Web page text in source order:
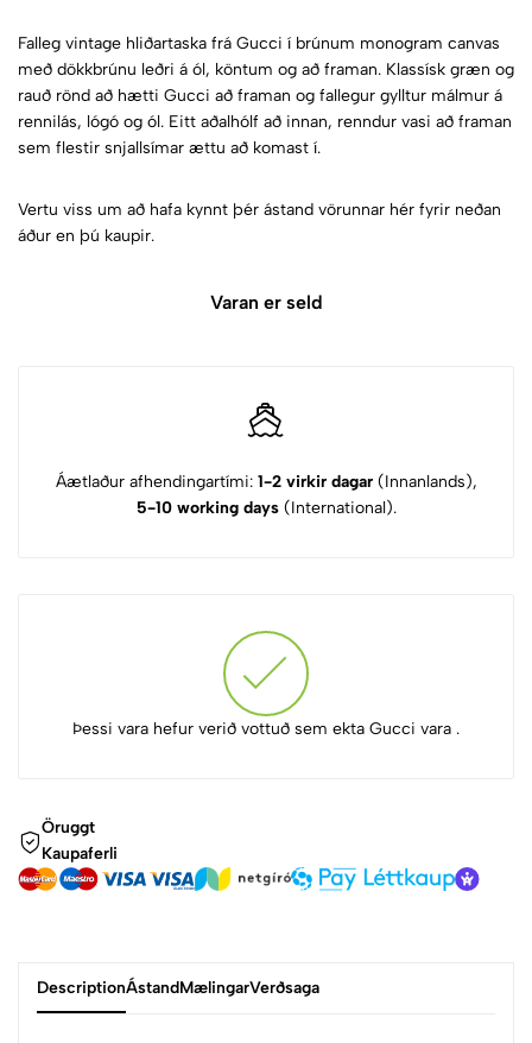
Falleg vintage hliðartaska frá Gucci í brúnum monogram canvas
með dökkbrúnu leðri á ól, köntum og að framan. Klassísk græn og
rauð rönd að hætti Gucci að framan og fallegur gylltur málmur á
rennilás, lógó og ól. Eitt aðalhólf að innan, renndur vasi að framan
sem flestir snjallsímar ættu að komast í.
Vertu viss um að hafa kynnt þér ástand vörunnar hér fyrir neðan
áður en þú kaupir.
Varan er seld
Áætlaður afhendingartími: 1-2 virkir dagar (Innanlands),
5-10 working days(International).
Þessi vara hefur verið vottuð sem ekta Gucci vara .
Öruggt
Kaupaferli
DescriptionÁstandMælingarVerðsaga